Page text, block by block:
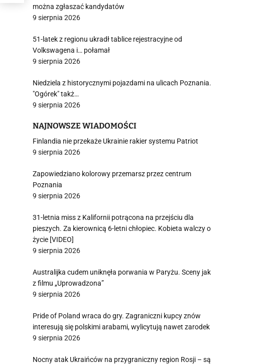
można zgłaszać kandydatów
9 sierpnia 2026
51-latek z regionu ukradł tablice rejestracyjne od
Volkswagena i… połamał
9 sierpnia 2026
Niedziela z historycznymi pojazdami na ulicach Poznania.
"Ogórek" takż…
9 sierpnia 2026
NAJNOWSZE WIADOMOŚCI
Finlandia nie przekaże Ukrainie rakier systemu Patriot
9 sierpnia 2026
Zapowiedziano kolorowy przemarsz przez centrum
Poznania
9 sierpnia 2026
31-letnia miss z Kalifornii potrącona na przejściu dla
pieszych. Za kierownicą 6-letni chłopiec. Kobieta walczy o
życie [VIDEO]
9 sierpnia 2026
Australijka cudem uniknęła porwania w Paryżu. Sceny jak
z filmu „Uprowadzona”
9 sierpnia 2026
Pride of Poland wraca do gry. Zagraniczni kupcy znów
interesują się polskimi arabami, wylicytują nawet zarodek
9 sierpnia 2026
Nocny atak Ukraińców na przygraniczny region Rosji – są